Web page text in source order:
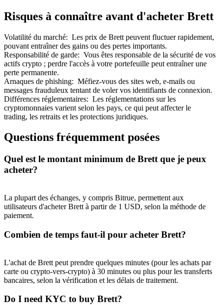
Risques à connaître avant d'acheter Brett
Volatilité du marché: Les prix de Brett peuvent fluctuer rapidement,
pouvant entraîner des gains ou des pertes importants.
Responsabilité de garde: Vous êtes responsable de la sécurité de vos
actifs crypto ; perdre l'accès à votre portefeuille peut entraîner une
perte permanente.
Arnaques de phishing: Méfiez-vous des sites web, e-mails ou
messages frauduleux tentant de voler vos identifiants de connexion.
Différences réglementaires: Les réglementations sur les
cryptomonnaies varient selon les pays, ce qui peut affecter le
trading, les retraits et les protections juridiques.
Questions fréquemment posées
Quel est le montant minimum de Brett que je peux
acheter?
La plupart des échanges, y compris Bitrue, permettent aux
utilisateurs d'acheter Brett à partir de 1 USD, selon la méthode de
paiement.
Combien de temps faut-il pour acheter Brett?
L'achat de Brett peut prendre quelques minutes (pour les achats par
carte ou crypto-vers-crypto) à 30 minutes ou plus pour les transferts
bancaires, selon la vérification et les délais de traitement.
Do I need KYC to buy Brett?